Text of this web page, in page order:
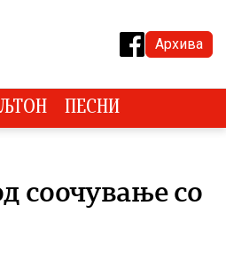
Архива
ПЕСНИ
соочување со